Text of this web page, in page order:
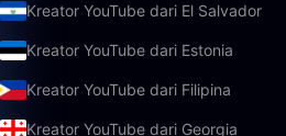
Kreator YouTube dari El Salvador
Kreator YouTube dari Estonia
Kreator YouTube dari Filipina
Kreator YouTube dari Georgia